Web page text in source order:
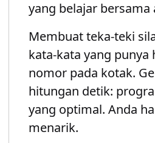
yang belajar
Membuat teka-teki
kata-kata yang
nomor pada kotak.
hitungan detik:
yang optimal. Anda
menarik.